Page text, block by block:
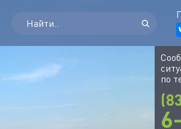
по